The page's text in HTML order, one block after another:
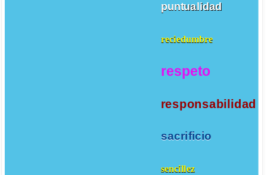
puntualidad
reciedumbre
respeto
responsabilidad
sacrificio
sencillez